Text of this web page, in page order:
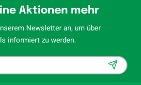
Aktionen mehr
Newsletter an, um über
informiert zu werden.